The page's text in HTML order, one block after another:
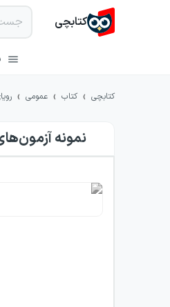
کتابچی
کتابچی › کتاب › عمومی ›
نمونه